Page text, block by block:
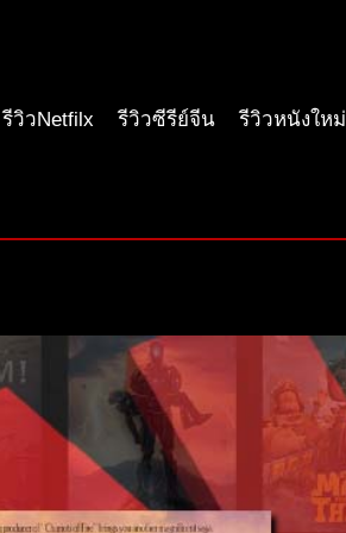
รีวิวNetfilx รีวิวซีรีย์จีน รีวิวหนังใหม่